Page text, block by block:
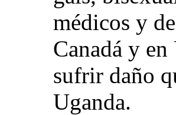
médicos y
Canadá y
sufrir daño
Uganda.